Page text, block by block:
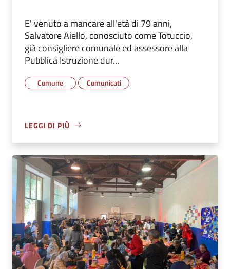
E' venuto a mancare all'età di 79 anni,
Salvatore Aiello, conosciuto come Totuccio,
già consigliere comunale ed assessore alla
Pubblica Istruzione dur...
Comune Comunicati
LEGGI DI PIÙ